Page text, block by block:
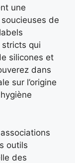
une
de
qui
silicones et
dans
sur l’origine
outils
des